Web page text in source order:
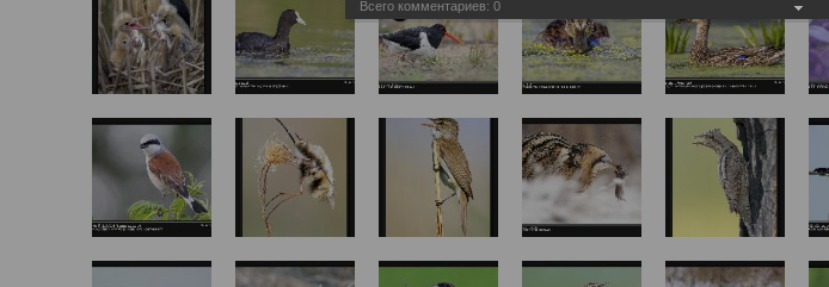
Всего комментариев: 0